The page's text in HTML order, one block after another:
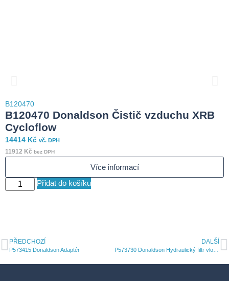
B120470
B120470 Donaldson Čistič vzduchu XRB
Cycloflow
14414 Kč vč. DPH
11912 Kč bez DPH
Více informací
Přidat do košíku
PŘEDCHOZÍ
P573415 Donaldson Adaptér
DALŠÍ
P573730 Donaldson Hydraulický filtr vložka DT